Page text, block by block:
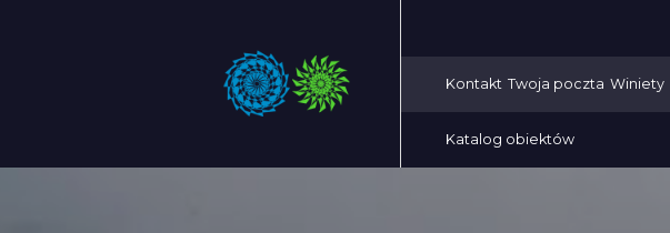
Kontakt Twoja poczta Winiety
Katalog obiektów